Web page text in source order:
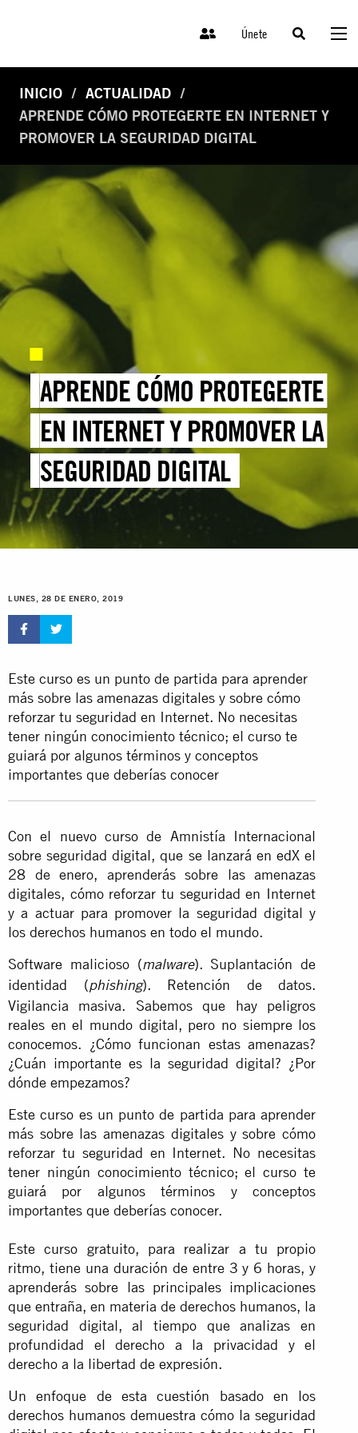
Únete
INICIO
ACTUALIDAD
APRENDE CÓMO PROTEGERTE EN INTERNET Y
PROMOVER LA SEGURIDAD DIGITAL
APRENDE CÓMO PROTEGERTE
EN INTERNET Y PROMOVER LA
SEGURIDAD DIGITAL
LUNES, 28 DE ENERO, 2019
Este curso es un punto de partida para aprender
más sobre las amenazas digitales y sobre cómo
reforzar tu seguridad en Internet. No necesitas
tener ningún conocimiento técnico; el curso te
guiará por algunos términos y conceptos
importantes que deberías conocer
Con el nuevo curso de Amnistía Internacional
sobre seguridad digital, que se lanzará enedX el
28 de enero, aprenderás sobre las amenazas
digitales, cómo reforzar tu seguridad en Internet
y a actuar para promover la seguridad digital y
los derechos humanos en todo el mundo.
Software malicioso (malware). Suplantación de
identidad (phishing). Retención de datos.
Vigilancia masiva. Sabemos que hay peligros
reales en el mundo digital, pero no siempre los
conocemos. ¿Cómo funcionan estas amenazas?
¿Cuán importante es la seguridad digital? ¿Por
dónde empezamos?
Este curso es un punto de partida para aprender
más sobre las amenazas digitales y sobre cómo
reforzar tu seguridad en Internet. No necesitas
tener ningún conocimiento técnico; el curso te
guiará por algunos términos y conceptos
importantes que deberías conocer.
Este curso gratuito, para realizar a tu propio
ritmo, tiene una duración de entre 3 y 6 horas, y
aprenderás sobre las principales implicaciones
que entraña, en materia de derechos humanos, la
seguridad digital, al tiempo que analizas en
profundidad el derecho a la privacidad y el
derecho a la libertad de expresión.
Un enfoque de esta cuestión basado en los
derechos humanos demuestra cómo la seguridad